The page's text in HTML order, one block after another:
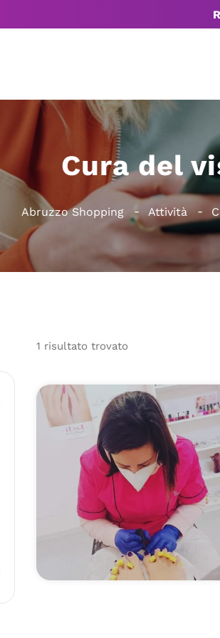
Cura del
Abruzzo Shopping Attività
1 risultato trovato